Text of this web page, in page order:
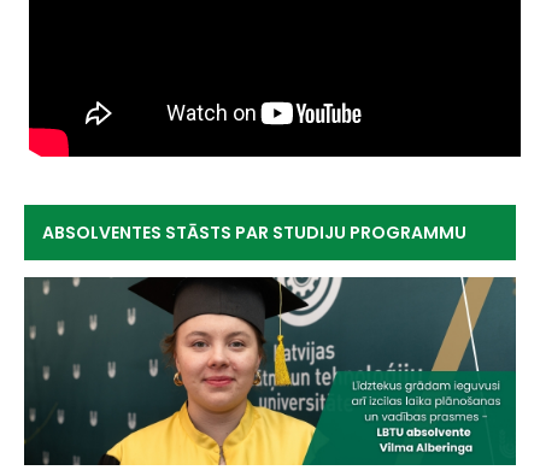
ABSOLVENTES STĀSTS PAR STUDIJU PROGRAMMU